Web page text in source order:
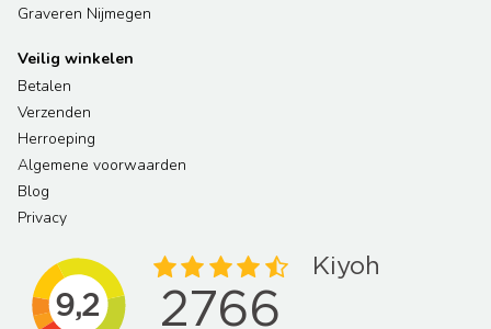
Graveren Nijmegen
Veilig winkelen
Betalen
Verzenden
Herroeping
Algemene voorwaarden
Blog
Privacy